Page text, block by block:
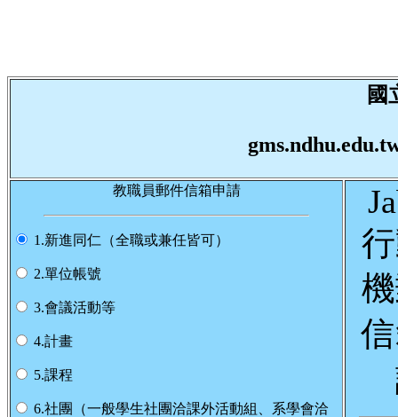
國
教職員郵件信箱申請
1.新進同仁（全職或兼任皆可）
2.單位帳號
3.會議活動等
4.計畫
5.課程
6.社團（一般學生社團洽課外活動組、系學會洽